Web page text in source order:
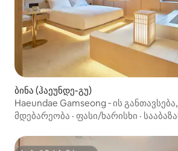
ბინა (ჰაეუნდე-გუ)
Haeundae Gamseong ‑ ის
ადამიანისთვის, კერძო სპა,
მდებარეობა · ფასი/ხარისხი ·